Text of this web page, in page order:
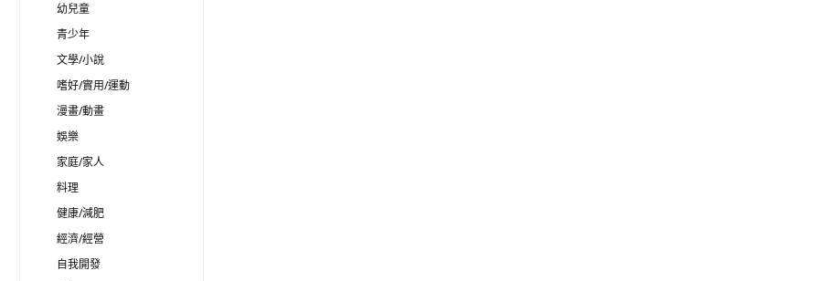
幼兒童
青少年
文學/小說
嗜好/實用/運動
漫畫/動畫
娛樂
家庭/家人
料理
健康/減肥
經濟/經營
自我開發